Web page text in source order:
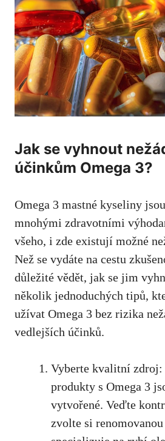
Jak se ‌vyhnout
účinkům Omega⁣ 3?
Omega 3 mastné kyseliny‍
mnohými zdravotními
všeho, i zde existují možné
Než⁤ se vydáte na cestu
důležité vědět, ‍jak‌ se jim
několik jednoduchých ⁢tipů,
užívat Omega 3 bez⁢ rizika
vedlejších účinků.
Vyberte kvalitní zdroj:
⁤produkty s Omega 3⁢
vytvořené. ⁢Veďte‍
zvolte ​si